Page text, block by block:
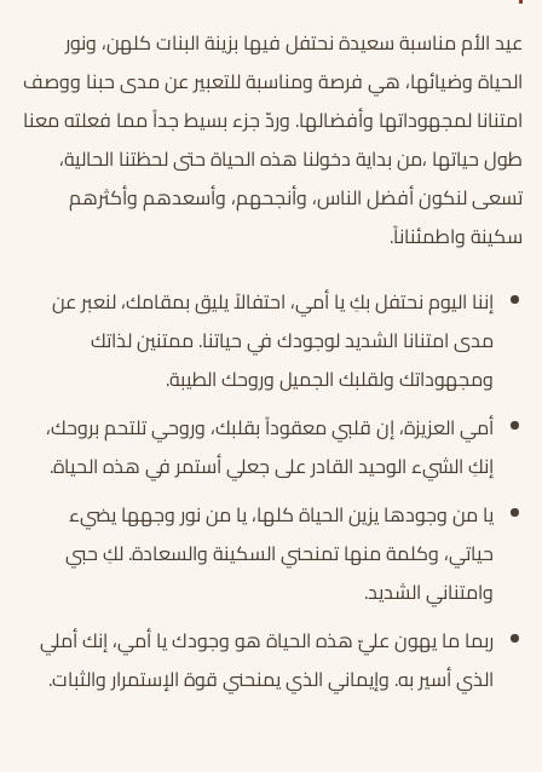
عيد الأم مناسبة سعيدة نحتفل فيها بزينة البنات كلهن، ونور
الحياة وضيائها، هي فرصة ومناسبة للتعبير عن مدى حبنا ووصف
امتنانا لمجهوداتها وأفضالها. وردّ جزء بسيط جداً مما فعلته معنا
طول حياتها ،من بداية دخولنا هذه الحياة حتى لحظتنا الحالية،
تسعى لنكون أفضل الناس، وأنجحهم، وأسعدهم وأكثرهم
سكينة واطمئناناً.
إننا اليوم نحتفل بكِ يا أمي، احتفالاً يليق بمقامك، لنعبر عن
مدى امتنانا الشديد لوجودك في حياتنا. ممتنين لذاتك
ومجهوداتك ولقلبك الجميل وروحك الطيبة.
أمي العزيزة، إن قلبي معقوداً بقلبك، وروحي تلتحم بروحك،
إنكِ الشيء الوحيد القادر على جعلي أستمر في هذه الحياة.
يا من وجودها يزين الحياة كلها، يا من نور وجهها يضيء
حياتي، وكلمة منها تمنحني السكينة والسعادة. لكِ حبي
وامتناني الشديد.
ربما ما يهون عليّ هذه الحياة هو وجودك يا أمي، إنك أملي
الذي أسير به. وإيماني الذي يمنحني قوة الإستمرار والثبات.